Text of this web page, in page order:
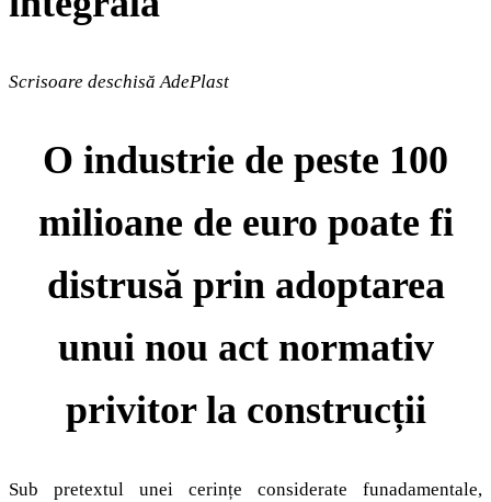
Scrisoare deschisă AdePlast
O industrie de peste 100
milioane de euro poate fi
distrusă prin adoptarea
unui nou act normativ
privitor la construcții
Sub pretextul unei cerințe considerate funadamentale,